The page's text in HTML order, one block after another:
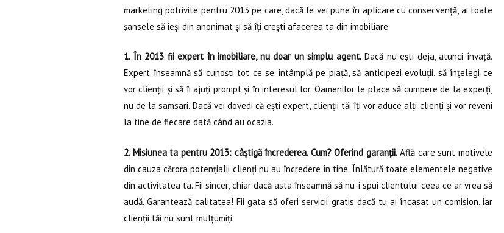
marketing potrivite pentru 2013 pe care, dacă le vei pune în aplicare cu consecvență, ai toate
șansele să ieși din anonimat și să îți crești afacerea ta din imobiliare.
1. În 2013 fii expert în imobiliare, nu doar un simplu agent.Dacă nu ești deja, atunci învață.
Expert înseamnă să cunoști tot ce se întâmplă pe piață, să anticipezi evoluții, să înțelegi ce
vor clienții și să îi ajuți prompt și în interesul lor. Oamenilor le place să cumpere de la experți,
nu de la samsari. Dacă vei dovedi că ești expert, clienții tăi îți vor aduce alți clienți și vor reveni
la tine de fiecare dată când au ocazia.
2. Misiunea ta pentru 2013: câștigă încrederea. Cum? Oferind garanții.Află care sunt motivele
din cauza cărora potențialii clienți nu au încredere în tine. Înlătură toate elementele negative
din activitatea ta. Fii sincer, chiar dacă asta înseamnă să nu-i spui clientului ceea ce ar vrea să
audă. Garantează calitatea! Fii gata să oferi servicii gratis dacă tu ai încasat un comision, iar
clienții tăi nu sunt mulțumiți.